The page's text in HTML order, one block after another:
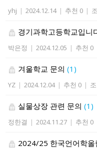
yhj | 2024.12.14 | 추천 0 |
경기과학고등학교입니
박은정 | 2024.12.05 | 추천 0
겨울학교 문의(1)
YZ | 2024.12.04 | 추천 0 |
실물상장 관련 문의(1)
정한결 | 2024.11.27 | 추천 0
2024/25 한국언어학올